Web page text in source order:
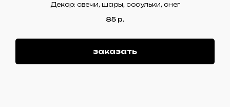
Декор: свечи, шары, сосульки, снег
85 р.
заказать